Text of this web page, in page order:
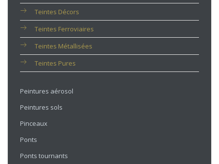
Teintes Décors
Teintes Ferroviaires
Teintes Métallisées
Teintes Pures
Peintures aérosol
Peintures sols
Pinceaux
Ponts
Ponts tournants